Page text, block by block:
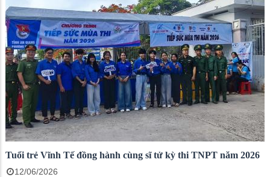
Thỉnh sắc thần, Lễ Túc yết và Xây chầu, Lễ Chánh tế và Lễ Hồi
sắc.
Tuổi trẻ Vĩnh Tế đồng hành cùng sĩ tử kỳ thi TNPT năm 2026
12/06/2026